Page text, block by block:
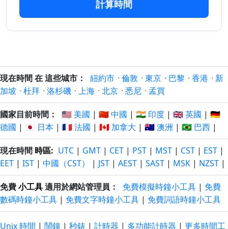
以前
107 日
以後
109 日
以前
22/4/2026
109 日
以後
26/11/2026
110 日
以前
21/4/2026
110 日
以後
27/11/2026
111 日
以前
20/4/2026
111 日
以後
28/11/2026
112 日
以前
19/4/2026
112 日
以後
29/11/2026
18/4/2026 30/11/2026
計算時間
現在時間 在 這些城市： 紐約市 · 倫敦 · 東京 · 巴黎 · 香港 · 新
加坡 · 杜拜 · 洛杉磯 · 上海 · 北京 · 悉尼 · 孟買
國家目前時間： 🇺🇸 美國 | 🇨🇳 中國 | 🇮🇳 印度 | 🇬🇧 英國 | 🇩🇪
德國 | 🇯🇵 日本 | 🇫🇷 法國 | 🇨🇦 加拿大 | 🇦🇺 澳洲 | 🇧🇷 巴西 |
現在時間 時區: UTC | GMT | CET | PST | MST | CST | EST |
EET | IST | 中國（CST） | JST | AEST | SAST | MSK | NZST |
免費小工具適用於網站管理員： 免費模擬時鐘小工具 | 免費
數碼時鐘小工具 | 免費文字時鐘小工具 | 免費詞語時鐘小工具
Unix 時間 | 鬧鐘 | 秒錶 | 計時器 | 多功能計時器 | 更多時間工